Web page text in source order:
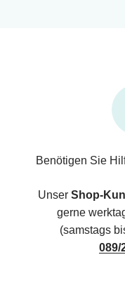
Benötigen Sie
Unser Shop-
gerne
(samstags
089/